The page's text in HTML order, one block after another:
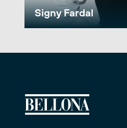
Signy Fardal